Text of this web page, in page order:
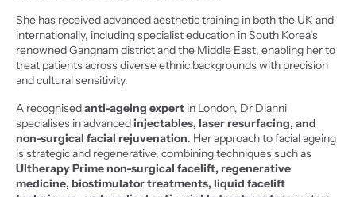
She has received advanced aesthetic training in both the UK and
internationally, including specialist education in South Korea’s
renowned Gangnam district and the Middle East, enabling her to
treat patients across diverse ethnic backgrounds with precision
and cultural sensitivity.
A recognised anti-ageing expert in London, Dr Dianni
specialises in advanced injectables, laser resurfacing, and
non-surgical facial rejuvenation. Her approach to facial ageing
is strategic and regenerative, combining techniques such as
Ultherapy Prime non-surgical facelift, regenerative
medicine, biostimulator treatments, liquid facelift